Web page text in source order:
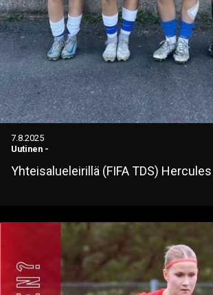
7.8.2025
Uutinen -
Yhteisalueleirillä (FIFA TDS)